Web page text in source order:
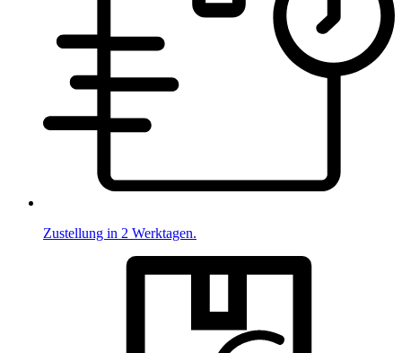
Zustellung in 2 Werktagen.